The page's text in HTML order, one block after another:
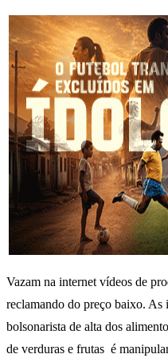
Vazam na internet vídeos de
reclamando do preço baixo. As
bolsonarista de alta dos
de verduras e frutas é